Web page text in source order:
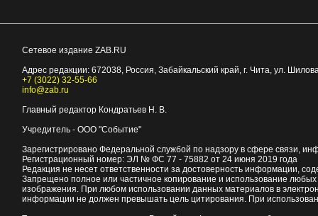
Сетевое издание ZAB.RU
Адрес редакции: 672038, Россия, Забайкальский край, г. Чита, ул.
+7 (3022) 32-55-66
info@zab.ru
Главный редактор Кондратьев Н. В.
Учредитель - ООО "Событие"
Зарегистрировано Федеральной службой по надзору в сфере связи,
Регистрационный номер: ЭЛ № ФС 77 - 75882 от 24 июня 2019 года
Редакция не несет ответственности за достоверность информации,
Запрещено полное или частичное копирование и использование
изображения. При любом использовании данных материалов в
информации не должен превышать цель цитирования. При